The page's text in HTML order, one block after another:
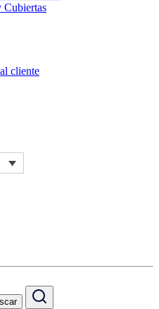
Cubiertas
cliente
quilosa_selena/